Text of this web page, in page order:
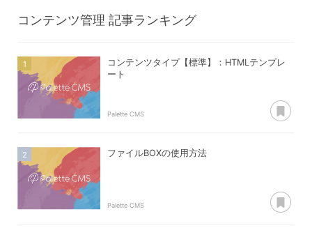
コンテンツ管理 記事ランキング
コンテンツタイプ【標準】：HTMLテンプレ
ート
Palette CMS
ファイルBOXの使用方法
Palette CMS